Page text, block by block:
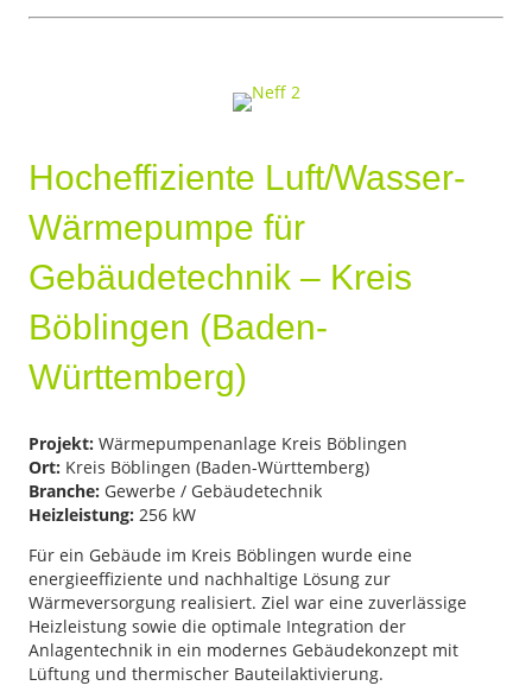
Hocheffiziente Luft/Wasser-
Wärmepumpe für
Gebäudetechnik – Kreis
Böblingen (Baden-
Württemberg)
Projekt: Wärmepumpenanlage Kreis Böblingen
Ort: Kreis Böblingen (Baden-Württemberg)
Branche: Gewerbe / Gebäudetechnik
Heizleistung: 256 kW
Für ein Gebäude im Kreis Böblingen wurde eine
energieeffiziente und nachhaltige Lösung zur
Wärmeversorgung realisiert. Ziel war eine zuverlässige
Heizleistung sowie die optimale Integration der
Anlagentechnik in ein modernes Gebäudekonzept mit
Lüftung und thermischer Bauteilaktivierung.